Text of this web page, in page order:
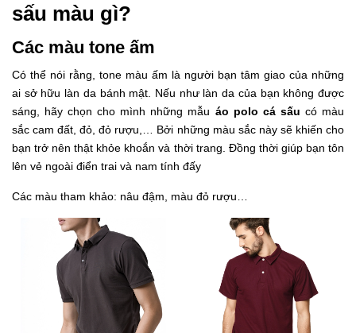
sấu màu gì?
Các màu tone ấm
Có thể nói rằng, tone màu ấm là người bạn tâm giao của những
ai sở hữu làn da bánh mật. Nếu như làn da của bạn không được
sáng, hãy chọn cho mình những mẫu áo polo cá sấu có màu
sắc cam đất, đỏ, đỏ rượu,… Bởi những màu sắc này sẽ khiến cho
bạn trở nên thật khỏe khoắn và thời trang. Đồng thời giúp bạn tôn
lên vẻ ngoài điển trai và nam tính đấy
Các màu tham khảo: nâu đậm, màu đỏ rượu…